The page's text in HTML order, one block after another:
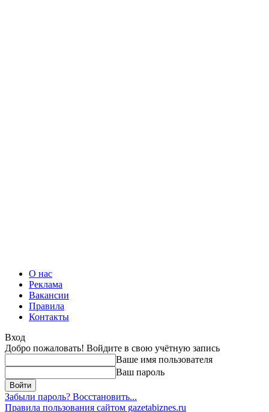
О нас
Реклама
Вакансии
Правила
Контакты
Вход
Добро пожаловать! Войдите в свою учётную запись
Ваше имя пользователя
Ваш пароль
Забыли пароль? Восстановить...
Правила пользования сайтом gazetabiznes.ru